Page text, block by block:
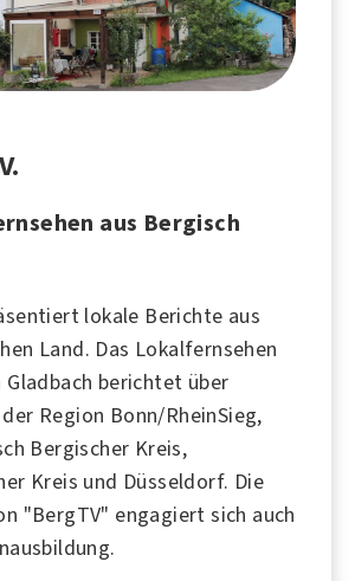
aus Bergisch
lokale Berichte aus
Land. Das Lokalfernsehen
Gladbach berichtet über
Region Bonn/RheinSieg,
Bergischer Kreis,
Kreis und Düsseldorf. Die
"BergTV" engagiert sich auch